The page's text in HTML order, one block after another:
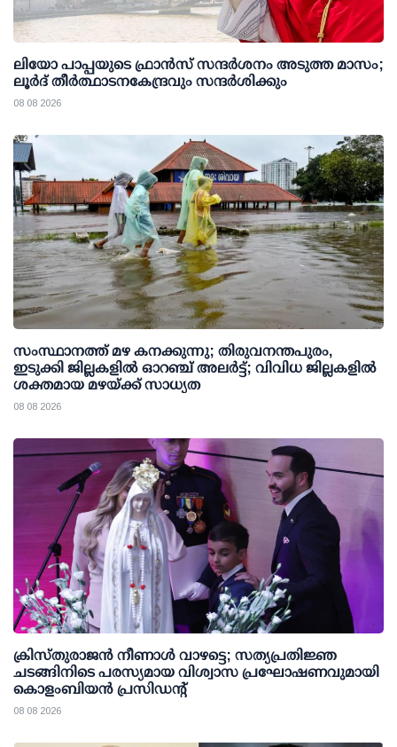
ലിയോ പാപ്പയുടെ ഫ്രാൻസ് സന്ദർശനം അടുത്ത മാസം;
ലൂർദ് തീർത്ഥാടനകേന്ദ്രവും സന്ദർശിക്കും
08 08 2026
സംസ്ഥാനത്ത് മഴ കനക്കുന്നു; തിരുവനന്തപുരം,
ഇടുക്കി ജില്ലകളിൽ ഓറഞ്ച് അലർട്ട്; വിവിധ ജില്ലകളിൽ
ശക്തമായ മഴയ്ക്ക് സാധ്യത
08 08 2026
ക്രിസ്തുരാജൻ നീണാൾ വാഴട്ടെ; സത്യപ്രതിജ്ഞ
ചടങ്ങിനിടെ പരസ്യമായ വിശ്വാസ പ്രഘോഷണവുമായി
കൊളംബിയൻ പ്രസിഡന്റ്
08 08 2026